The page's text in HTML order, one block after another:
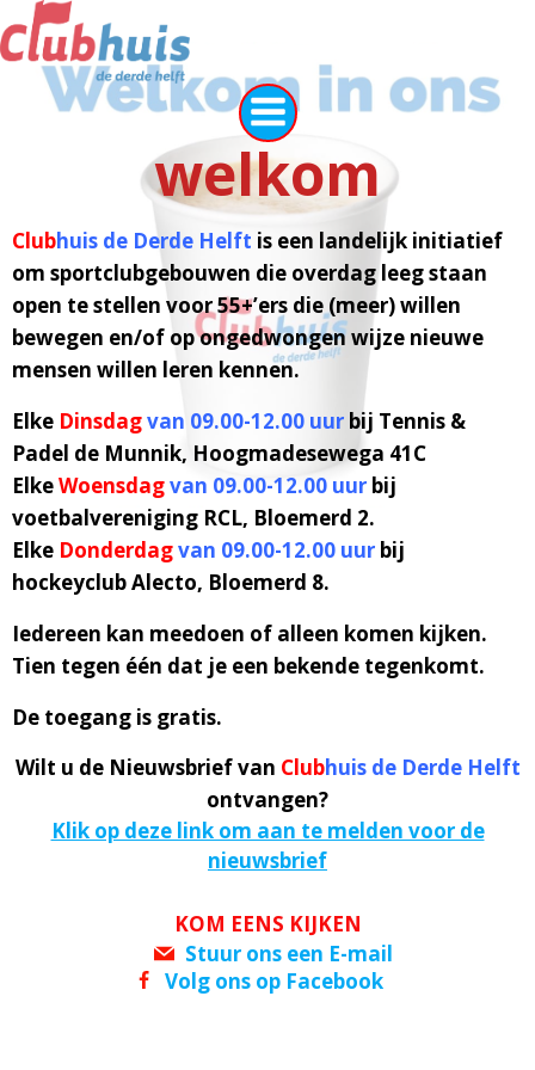
inhoud
springen
welkom
Clubhuis de Derde Helft is een landelijk initiatief
om sportclubgebouwen die overdag leeg staan
open te stellen voor 55+’ers die (meer) willen
bewegen en/of op ongedwongen wijze nieuwe
mensen willen leren kennen.
Elke Dinsdagvan 09.00-12.00 uur bij Tennis &
Padel de Munnik, Hoogmadesewega 41C
ElkeWoensdagvan 09.00-12.00 uur bij
voetbalvereniging RCL, Bloemerd 2.
Elke Donderdagvan 09.00-12.00 uur bij
hockeyclub Alecto, Bloemerd 8.
Iedereen kan meedoen of alleen komen kijken.
Tien tegen één dat je een bekende tegenkomt.
De toegang is gratis.
Wilt u de Nieuwsbrief van Clubhuis de Derde Helft
ontvangen?
Klik op deze link om aan te melden voor de
nieuwsbrief
KOM EENS KIJKEN
Stuur ons een E-mail
Volg ons op Facebook